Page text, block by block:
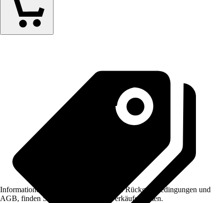
Informationen des Verkäufers, wie z. B. Rückgabebedingungen und
AGB, finden Sie bei Klick auf den Verkäufernamen.